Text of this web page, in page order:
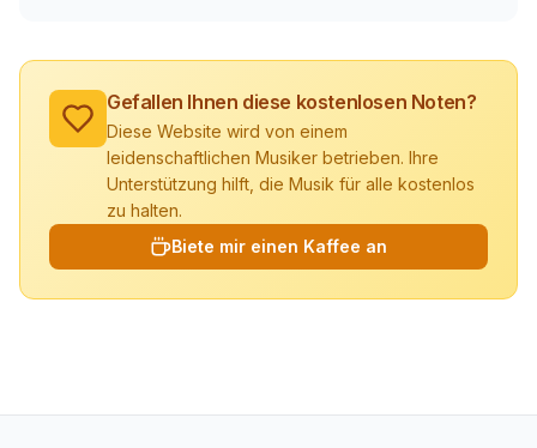
Gefallen Ihnen diese kostenlosen Noten?
Diese Website wird von einem
leidenschaftlichen Musiker betrieben. Ihre
Unterstützung hilft, die Musik für alle kostenlos
zu halten.
Biete mir einen Kaffee an